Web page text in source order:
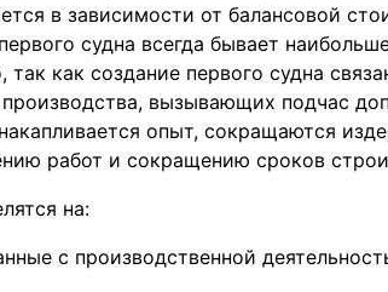
в зависимости от балансовой
судна всегда бывает
как создание первого судна
вызывающих подчас
опыт, сокращаются
работ и сокращению сроков
на:
с производственной